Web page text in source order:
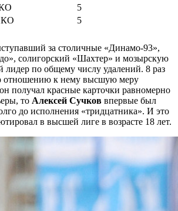
5
5
за столичные «Динамо-93»,
солигорский «Шахтер» и мозырскую
по общему числу удалений. 8 раз
отношению к нему высшую меру
получал красные карточки равномерно
то Алексей Сучков впервые был
до исполнения «тридцатника». И это
в высшей лиге в возрасте 18 лет.